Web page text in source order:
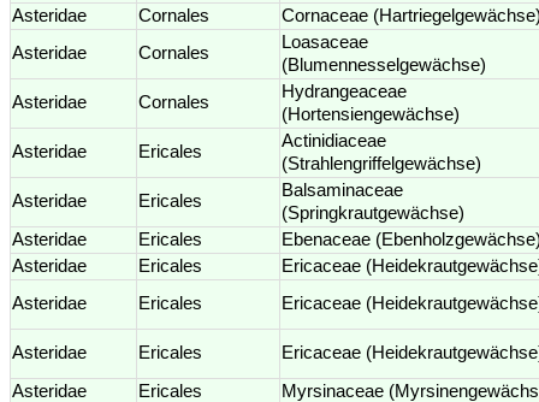
Asteridae
Cornales
Cornaceae
Asteridae
Cornales
Loasaceae
(Blumennesselgewächse)
Asteridae
Cornales
Hydrangeaceae
(Hortensiengewächse)
Asteridae
Ericales
Actinidiaceae
(Strahlengriffelgewächse)
Asteridae
Ericales
Balsaminaceae
(Springkrautgewächse)
Asteridae
Ericales
Ebenaceae
Asteridae
Ericales
Ericaceae
Asteridae
Ericales Ericaceae
Asteridae Ericales
Ericaceae
Asteridae
Ericales
Myrsinaceae